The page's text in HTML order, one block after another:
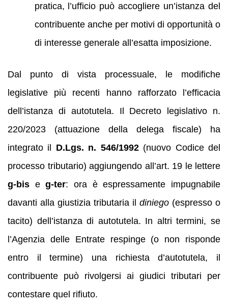
pratica, l’ufficio può accogliere un’istanza del
contribuente anche per motivi di opportunità o
di interesse generale all’esatta imposizione.
Dal punto di vista processuale, le modifiche
legislative più recenti hanno rafforzato l’efficacia
dell’istanza di autotutela. Il Decreto legislativo n.
220/2023 (attuazione della delega fiscale) ha
integrato il D.Lgs. n. 546/1992(nuovo Codice del
processo tributario) aggiungendo all’art. 19 le lettere
g-bis eg-ter: ora è espressamente impugnabile
davanti alla giustizia tributaria il diniego (espresso o
tacito) dell’istanza di autotutela. In altri termini, se
l’Agenzia delle Entrate respinge (o non risponde
entro il termine) una richiesta d’autotutela, il
contribuente può rivolgersi ai giudici tributari per
contestare quel rifiuto.